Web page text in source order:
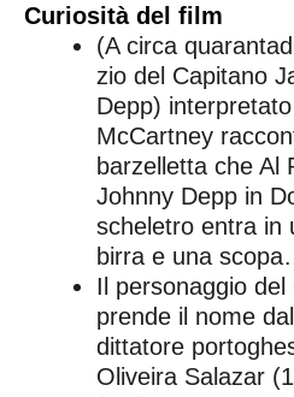
Curiosità del film
(A circa
zio del Capitano
Depp)
McCartney
barzelletta che Al
Johnny Depp in
scheletro entra in
birra e una
Il personaggio
prende il nome
dittatore
Oliveira Salazar